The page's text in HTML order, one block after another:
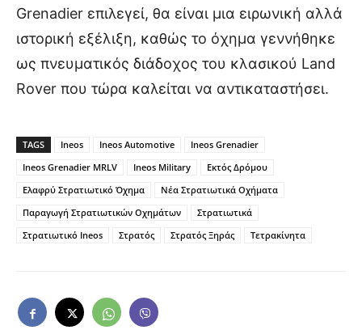
Grenadier επιλεγεί, θα είναι μια ειρωνική αλλά
ιστορική εξέλιξη, καθώς το όχημα γεννήθηκε
ως πνευματικός διάδοχος του κλασικού Land
Rover που τώρα καλείται να αντικαταστήσει.
TAGS Ineos Ineos Automotive
Ineos Grenadier
Ineos Grenadier MRLV
Ineos Military
Εκτός Δρόμου
Ελαφρύ Στρατιωτικό Όχημα
Νέα Στρατιωτικά Οχήματα
Παραγωγή Στρατιωτικών Οχημάτων
Στρατιωτικά
Στρατιωτικό Ineos
Στρατός Στρατός Ξηράς Τετρακίνητα